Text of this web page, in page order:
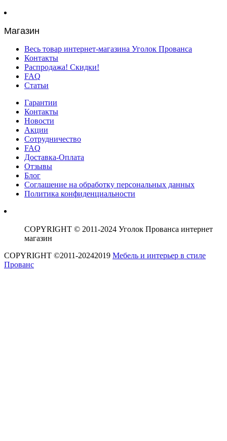
Магазин
Весь товар интернет-магазина Уголок Прованса
Контакты
Распродажа! Скидки!
FAQ
Статьи
Гарантии
Контакты
Новости
Акции
Сотрудничество
FAQ
Доставка-Оплата
Отзывы
Блог
Соглашение на обработку персональных данных
Политика конфиденциальности
COPYRIGHT © 2011-2024 Уголок Прованса интернет
магазин
COPYRIGHT ©2011-20242019 Мебель и интерьер в стиле
Прованс